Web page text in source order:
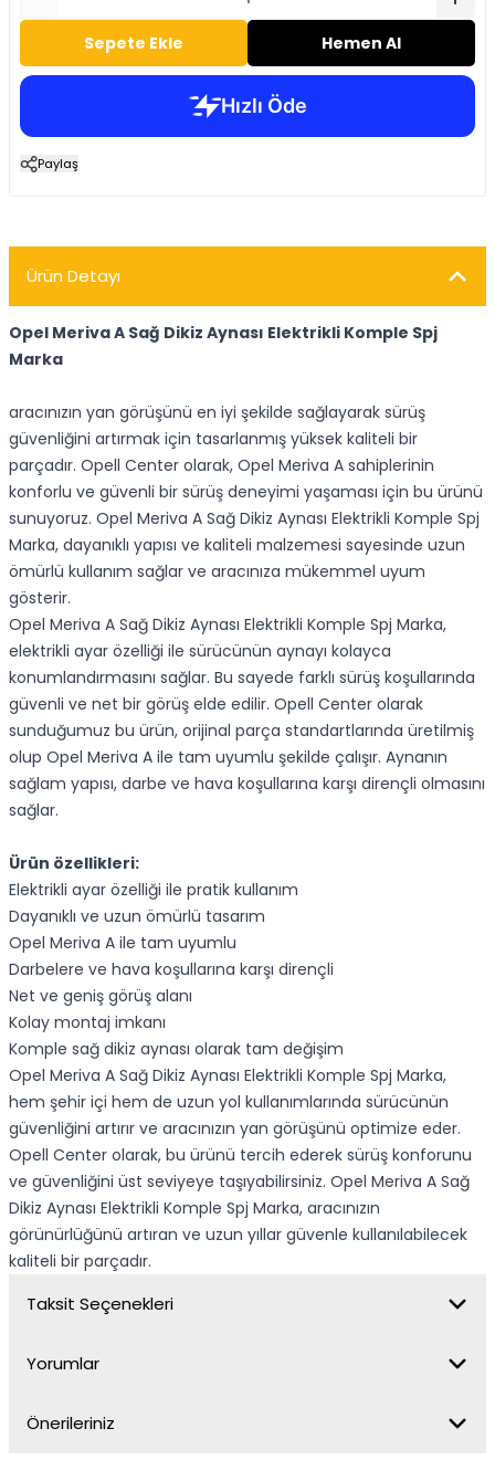
Sepete Ekle Hemen Al
Paylaş
Ürün Detayı
Opel Meriva A Sağ Dikiz Aynası Elektrikli Komple Spj
Marka
aracınızın yan görüşünü en iyi şekilde sağlayarak sürüş
güvenliğini artırmak için tasarlanmış yüksek kaliteli bir
parçadır. Opell Center olarak, Opel Meriva A sahiplerinin
konforlu ve güvenli bir sürüş deneyimi yaşaması için bu ürünü
sunuyoruz. Opel Meriva A Sağ Dikiz Aynası Elektrikli Komple Spj
Marka, dayanıklı yapısı ve kaliteli malzemesi sayesinde uzun
ömürlü kullanım sağlar ve aracınıza mükemmel uyum
gösterir.
Opel Meriva A Sağ Dikiz Aynası Elektrikli Komple Spj Marka,
elektrikli ayar özelliği ile sürücünün aynayı kolayca
konumlandırmasını sağlar. Bu sayede farklı sürüş koşullarında
güvenli ve net bir görüş elde edilir. Opell Center olarak
sunduğumuz bu ürün, orijinal parça standartlarında üretilmiş
olup Opel Meriva A ile tam uyumlu şekilde çalışır. Aynanın
sağlam yapısı, darbe ve hava koşullarına karşı dirençli olmasını
sağlar.
Ürün özellikleri:
Elektrikli ayar özelliği ile pratik kullanım
Dayanıklı ve uzun ömürlü tasarım
Opel Meriva A ile tam uyumlu
Darbelere ve hava koşullarına karşı dirençli
Net ve geniş görüş alanı
Kolay montaj imkanı
Komple sağ dikiz aynası olarak tam değişim
Opel Meriva A Sağ Dikiz Aynası Elektrikli Komple Spj Marka,
hem şehir içi hem de uzun yol kullanımlarında sürücünün
güvenliğini artırır ve aracınızın yan görüşünü optimize eder.
Opell Center olarak, bu ürünü tercih ederek sürüş konforunu
ve güvenliğini üst seviyeye taşıyabilirsiniz. Opel Meriva A Sağ
Dikiz Aynası Elektrikli Komple Spj Marka, aracınızın
görünürlüğünü artıran ve uzun yıllar güvenle kullanılabilecek
kaliteli bir parçadır.
Taksit Seçenekleri
Yorumlar
Önerileriniz